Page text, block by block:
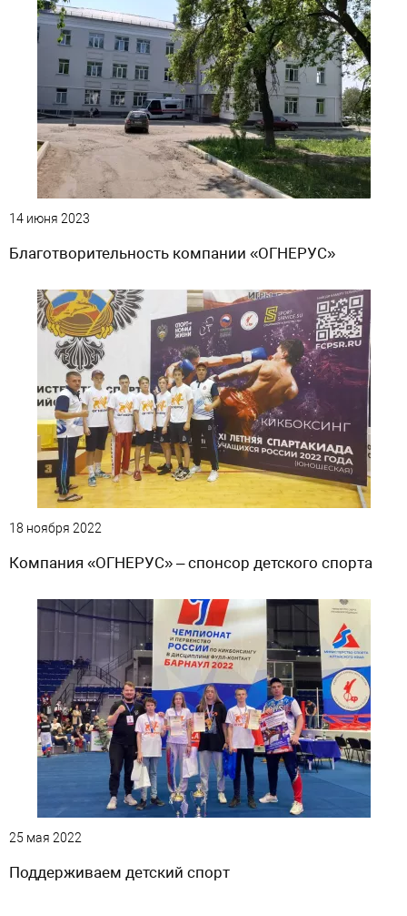
14 июня 2023
Благотворительность компании «ОГНЕРУС»
18 ноября 2022
Компания «ОГНЕРУС» – спонсор детского спорта
25 мая 2022
Поддерживаем детский спорт